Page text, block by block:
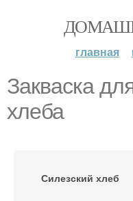
главная
Закваска
хлеба
Силезский хлеб